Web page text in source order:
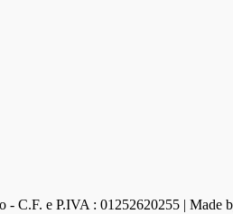
C.F. e P.IVA : 01252620255 | Made